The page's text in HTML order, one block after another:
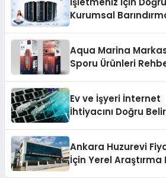
Kurumsal
Aqua Marina
Sporu Ürünleri
Ev ve İşyeri İnternet
İhtiyacını Doğru
Ankara Huzurevi
İçin Yerel Araştırma